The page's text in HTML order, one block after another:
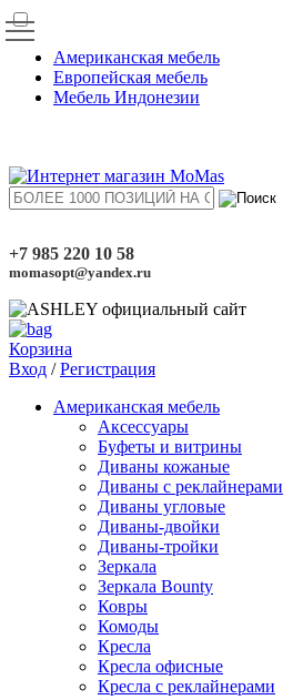
Американская мебель
Европейская мебель
Мебель Индонезии
+7 985 220 10 58
momasopt@yandex.ru
Корзина
Вход /Регистрация
Американская мебель
Аксессуары
Буфеты и витрины
Диваны кожаные
Диваны с реклайнерами
Диваны угловые
Диваны-двойки
Диваны-тройки
Зеркала
Зеркала Bounty
Ковры
Комоды
Кресла
Кресла офисные
Кресла с реклайнерами